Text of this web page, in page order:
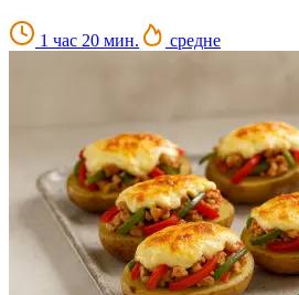
1 час 20 мин. средне